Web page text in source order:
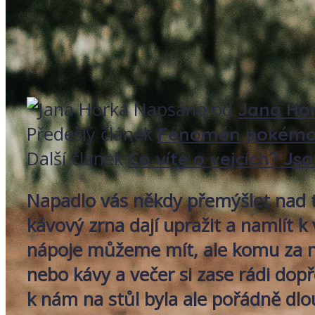
Napsáno od Jana
Předešlý článek Fenomén
Další článek Co víte o vejcích?
Napadlo vás někdy přemýšlet
kávový zrna dají upražit a namlít
nápoje můžeme mít, ale komu za
nebo kávy a večer si zase rádi
k nám na stůl byla ale pořádně